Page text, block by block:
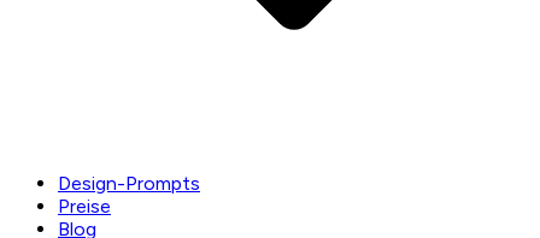
Design-Prompts
Preise
Blog